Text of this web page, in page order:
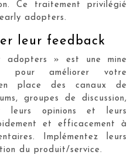
Ce traitement privilégié
adopters.
leur feedback
» est une mine
pour améliorer votre
place des canaux de
groupes de discussion,
leurs opinions et leurs
et efficacement à
Implémentez leurs
du produit/service.